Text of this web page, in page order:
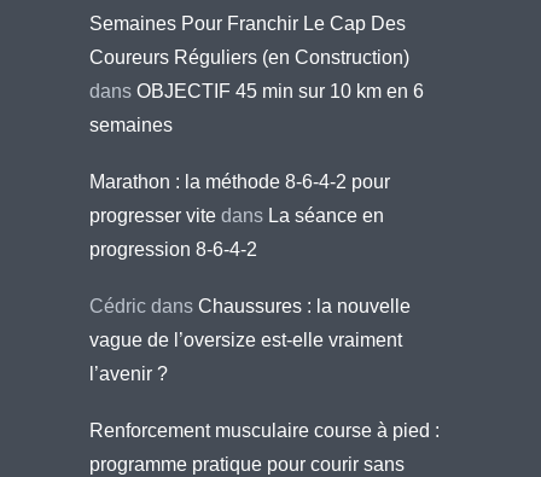
Semaines Pour Franchir Le Cap Des
Coureurs Réguliers (en Construction)
dans OBJECTIF 45 min sur 10 km en 6
semaines
Marathon : la méthode 8-6-4-2 pour
progresser vite dans La séance en
progression 8-6-4-2
Cédric dans Chaussures : la nouvelle
vague de l’oversize est-elle vraiment
l’avenir ?
Renforcement musculaire course à pied :
programme pratique pour courir sans